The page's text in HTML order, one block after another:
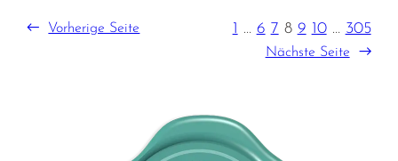
← Vorherige Seite 1 … 6 7 8 9 10 … 305
Nächste Seite →